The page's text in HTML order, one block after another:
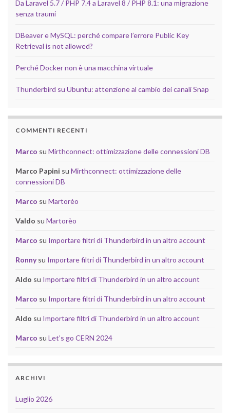
Da Laravel 5.7 / PHP 7.4 a Laravel 8 / PHP 8.1: una migrazione
senza traumi
DBeaver e MySQL: perché compare l’errore Public Key
Retrieval is not allowed?
Perché Docker non è una macchina virtuale
Thunderbird su Ubuntu: attenzione al cambio dei canali Snap
COMMENTI RECENTI
Marco su Mirthconnect: ottimizzazione delle connessioni DB
Marco Papini su Mirthconnect: ottimizzazione delle
connessioni DB
Marco su Martorèo
Valdo su Martorèo
Marco su Importare filtri di Thunderbird in un altro account
Ronnysu Importare filtri di Thunderbird in un altro account
Aldo su Importare filtri di Thunderbird in un altro account
Marco su Importare filtri di Thunderbird in un altro account
Aldo su Importare filtri di Thunderbird in un altro account
Marco su Let’s go CERN 2024
ARCHIVI
Luglio 2026